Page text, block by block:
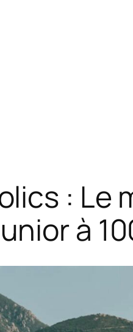
: Le
à